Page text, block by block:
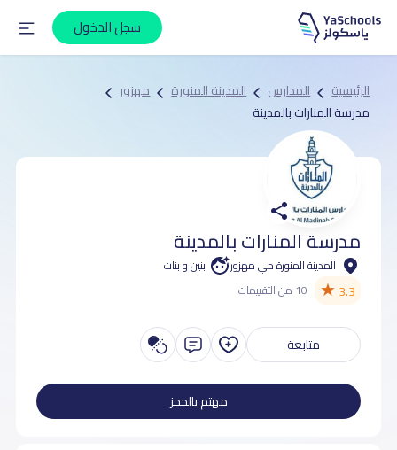
سجل الدخول
الرئيسية المدارس المدينة المنورة
مهزور
مدرسة المنارات بالمدينة
مدرسة المنارات بالمدينة
المدينة المنورة حي مهزور بنين و بنات
3.3
★ 10 من التقييمات
متابعة
مهتم بالحجز